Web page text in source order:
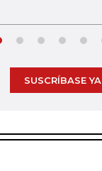
SUSCRÍBASE YA